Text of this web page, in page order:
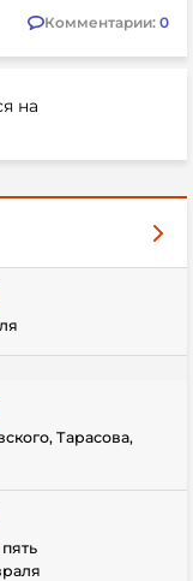
Комментарии: 0
на
Тарасова,